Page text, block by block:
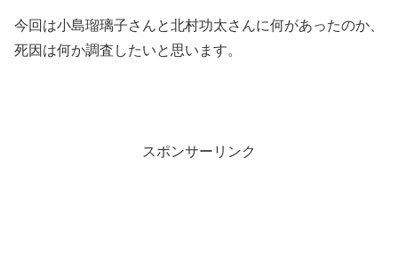
今回は小島瑠璃子さんと北村功太さんに何があったのか、
死因は何か調査したいと思います。
スポンサーリンク